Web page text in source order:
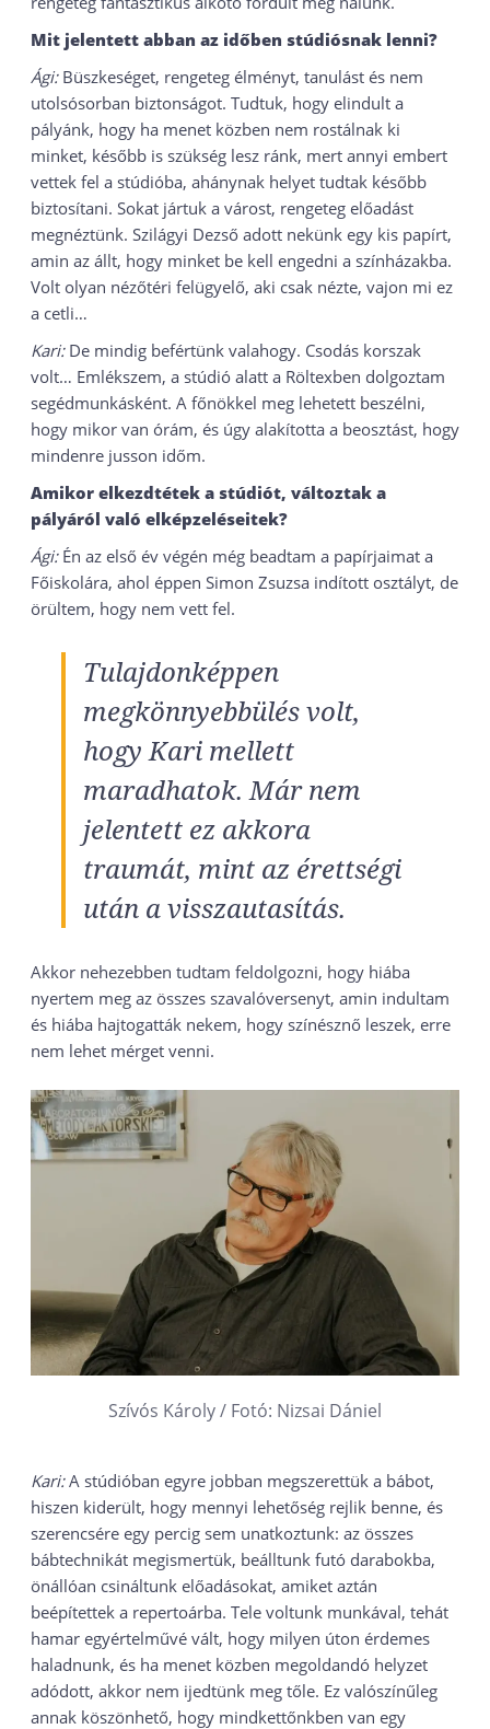
Mit jelentett abban az időben stúdiósnak lenni?
Ági: Büszkeséget, rengeteg élményt, tanulást és nem
utolsósorban biztonságot. Tudtuk, hogy elindult a
pályánk, hogy ha menet közben nem rostálnak ki
minket, később is szükség lesz ránk, mert annyi embert
vettek fel a stúdióba, ahánynak helyet tudtak később
biztosítani. Sokat jártuk a várost, rengeteg előadást
megnéztünk. Szilágyi Dezső adott nekünk egy kis papírt,
amin az állt, hogy minket be kell engedni a színházakba.
Volt olyan nézőtéri felügyelő, aki csak nézte, vajon mi ez
a cetli…
Kari: De mindig befértünk valahogy. Csodás korszak
volt… Emlékszem, a stúdió alatt a Röltexben dolgoztam
segédmunkásként. A főnökkel meg lehetett beszélni,
hogy mikor van órám, és úgy alakította a beosztást, hogy
mindenre jusson időm.
Amikor elkezdtétek a stúdiót, változtak a
pályáról való elképzeléseitek?
Ági: Én az első év végén még beadtam a papírjaimat a
Főiskolára, ahol éppen Simon Zsuzsa indított osztályt, de
örültem, hogy nem vett fel.
Tulajdonképpen
megkönnyebbülés volt,
hogy Kari mellett
maradhatok. Már nem
jelentett ez akkora
traumát, mint az érettségi
után a visszautasítás.
Akkor nehezebben tudtam feldolgozni, hogy hiába
nyertem meg az összes szavalóversenyt, amin indultam
és hiába hajtogatták nekem, hogy színésznő leszek, erre
nem lehet mérget venni.
Szívós Károly / Fotó: Nizsai Dániel
Kari:A stúdióban egyre jobban megszerettük a bábot,
hiszen kiderült, hogy mennyi lehetőség rejlik benne, és
szerencsére egy percig sem unatkoztunk: az összes
bábtechnikát megismertük, beálltunk futó darabokba,
önállóan csináltunk előadásokat, amiket aztán
beépítettek a repertoárba. Tele voltunk munkával, tehát
hamar egyértelművé vált, hogy milyen úton érdemes
haladnunk, és ha menet közben megoldandó helyzet
adódott, akkor nem ijedtünk meg tőle. Ez valószínűleg
annak köszönhető, hogy mindkettőnkben van egy